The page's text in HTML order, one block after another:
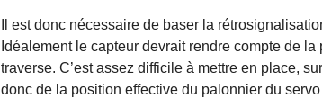
Il est donc nécessaire de baser la
Idéalement le capteur devrait rendre compte de
traverse. C’est assez difficile à mettre en place,
donc de la position effective du palonnier du